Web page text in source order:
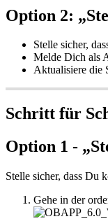
Option 2:
Stelle sicher,
Melde Dich als
Aktualisiere die
Schritt für
Option 1 -
Stelle sicher, dass Du
Gehe in der